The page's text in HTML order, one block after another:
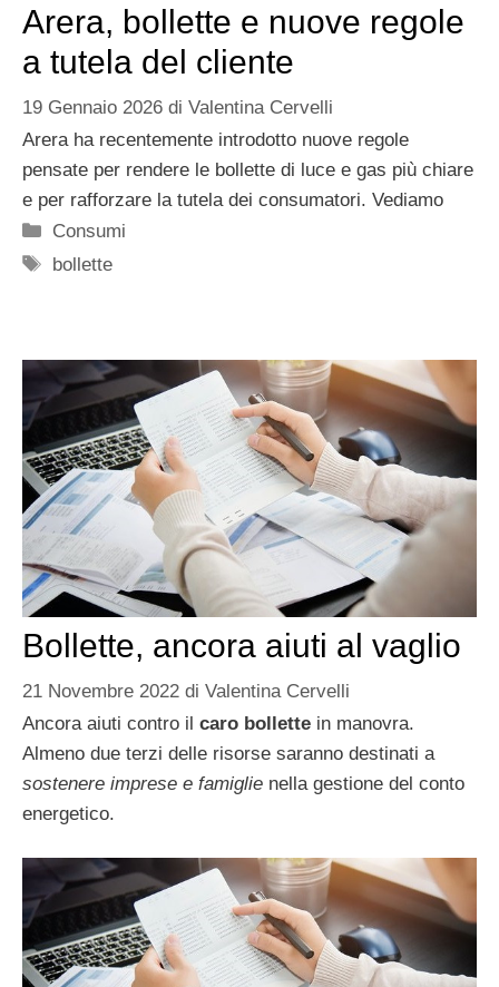
Arera, bollette e nuove regole
a tutela del cliente
19 Gennaio 2026 di Valentina Cervelli
Arera ha recentemente introdotto nuove regole
pensate per rendere le bollette di luce e gas più chiare
e per rafforzare la tutela dei consumatori. Vediamo
Categorie
Consumi
Tag
bollette
Bollette, ancora aiuti al vaglio
21 Novembre 2022 di Valentina Cervelli
Ancora aiuti contro il caro bollette in manovra.
Almeno due terzi delle risorse saranno destinati a
sostenere imprese e famiglie nella gestione del conto
energetico.